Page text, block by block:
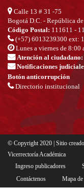
Calle 13 # 31 -75
Bogotá D.C. - República
Código Postal: 111611 -
(+57) 6013239300 ext:
Lunes a viernes de 8:00
Atención al ciudadano:
Notificaciones
Botón anticorrupción
Directorio institucional
© Copyright 2020 | Sitio
Vicerrectoría Académica
Ingreso publicadores
Contáctenos
Mapa